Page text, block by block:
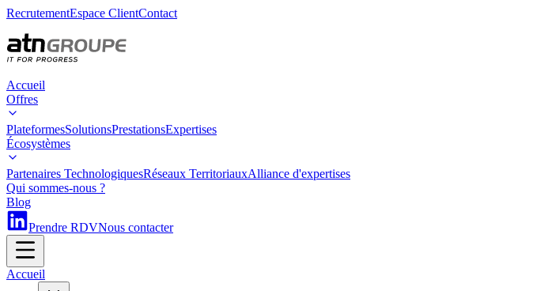
RecrutementEspace ClientContact
Accueil
Offres
PlateformesSolutionsPrestationsExpertises
Écosystèmes
Partenaires TechnologiquesRéseaux TerritoriauxAlliance d'expertises
Qui sommes-nous ?
Blog
Prendre RDVNous contacter
Accueil